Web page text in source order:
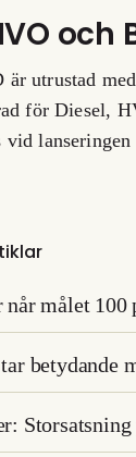
och
är utrustad
för Diesel,
vid
når målet
betydande